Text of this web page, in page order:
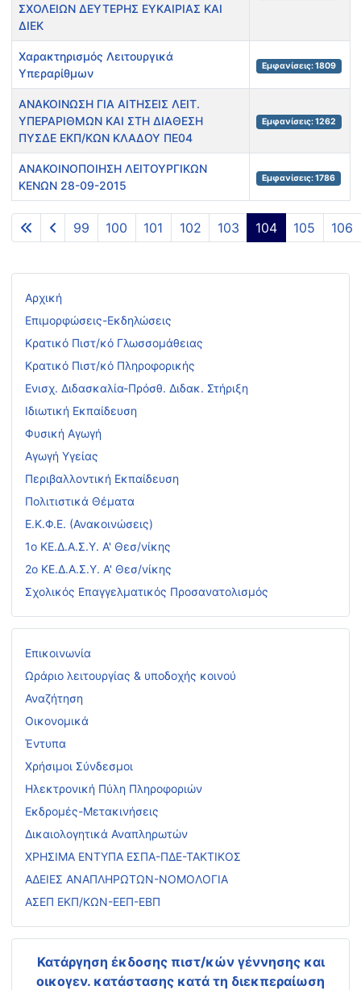
Αρχική
Επιμορφώσεις-Εκδηλώσεις
Κρατικό Πιστ/κό Γλωσσομάθειας
Κρατικό Πιστ/κό Πληροφορικής
Ενισχ. Διδασκαλία-Πρόσθ. Διδακ. Στήριξη
Ιδιωτική Εκπαίδευση
Φυσική Αγωγή
Αγωγή Υγείας
Περιβαλλοντική Εκπαίδευση
Πολιτιστικά Θέματα
Ε.Κ.Φ.Ε. (Ανακοινώσεις)
1ο ΚΕ.Δ.Α.Σ.Υ. Α' Θεσ/νίκης
2ο ΚΕ.Δ.Α.Σ.Υ. Α' Θεσ/νίκης
Σχολικός Επαγγελματικός Προσανατολισμός
Επικοινωνία
Ωράριο λειτουργίας & υποδοχής κοινού
Αναζήτηση
Οικονομικά
Έντυπα
Χρήσιμοι Σύνδεσμοι
Ηλεκτρονική Πύλη Πληροφοριών
Εκδρομές-Μετακινήσεις
Δικαιολογητικά Αναπληρωτών
ΧΡΗΣΙΜΑ ΕΝΤΥΠΑ ΕΣΠΑ-ΠΔΕ-ΤΑΚΤΙΚΟΣ
ΑΔΕΙΕΣ ΑΝΑΠΛΗΡΩΤΩΝ-ΝΟΜΟΛΟΓΙΑ
ΑΣΕΠ ΕΚΠ/ΚΩΝ-ΕΕΠ-ΕΒΠ
Κατάργηση έκδοσης πιστ/κών γέννησης και
οικογεν. κατάστασης κατά τη διεκπεραίωση
ΣΧΟΛΕΙΩΝ ΔΕΥΤΕΡΗΣ ΕΥΚΑΙΡΙΑΣ ΚΑΙ
ΔΙΕΚ
Χαρακτηρισμός Λειτουργικά
Υπεραρίθμων
Εμφανίσεις: 1809
ΑΝΑΚΟΙΝΩΣΗ ΓΙΑ ΑΙΤΗΣΕΙΣ ΛΕΙΤ.
ΥΠΕΡΑΡΙΘΜΩΝ ΚΑΙ ΣΤΗ ΔΙΑΘΕΣΗ
ΠΥΣΔΕ ΕΚΠ/ΚΩΝ ΚΛΑΔΟΥ ΠΕ04
Εμφανίσεις: 1262
ΑΝΑΚΟΙΝΟΠΟΙΗΣΗ ΛΕΙΤΟΥΡΓΙΚΩΝ
ΚΕΝΩΝ 28-09-2015
Εμφανίσεις: 1786
Σελίδα 104 από 117
99 100 101 102 103 104 105 106